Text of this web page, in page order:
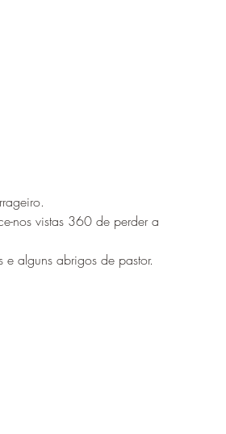
nos vistas 360 de perder a
alguns abrigos de pastor.